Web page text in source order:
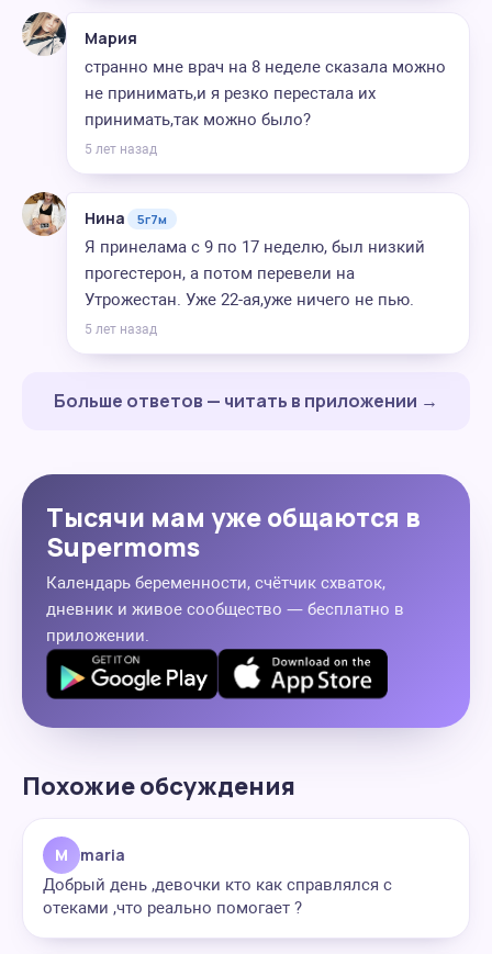
Мария
странно мне врач на 8 неделе сказала можно
не принимать,и я резко перестала их
принимать,так можно было?
5 лет назад
Нина 5г7м
Я принелама с 9 по 17 неделю, был низкий
прогестерон, а потом перевели на
Утрожестан. Уже 22-ая,уже ничего не пью.
5 лет назад
Больше ответов — читать в приложении →
Тысячи мам уже общаются в
Supermoms
Календарь беременности, счётчик схваток,
дневник и живое сообщество — бесплатно в
приложении.
Похожие обсуждения
M maria
Добрый день ,девочки кто как справлялся с
отеками ,что реально помогает ?